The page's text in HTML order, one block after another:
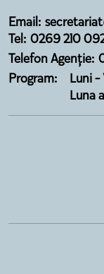
Email:
Tel: 0269 210
Telefon Agenție:
Program:
Luni -
Luna